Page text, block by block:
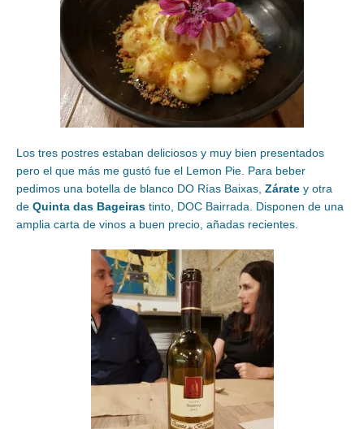
Los tres postres estaban deliciosos y muy bien presentados
pero el que más me gustó fue el Lemon Pie. Para beber
pedimos una botella de blanco DO Rías Baixas, Zárate y otra
de Quinta das Bageiras tinto, DOC Bairrada. Disponen de una
amplia carta de vinos a buen precio, añadas recientes.